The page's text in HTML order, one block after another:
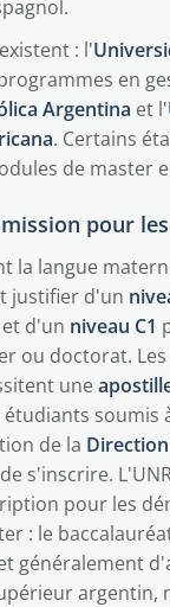
: l'
en
Argentina et l'
. Certains
de master
pour
la langue
justifier d'un
d'un niveau C1
ou doctorat.
une
étudiants soumis
de la
s'inscrire.
pour les
: le
généralement
argentin,